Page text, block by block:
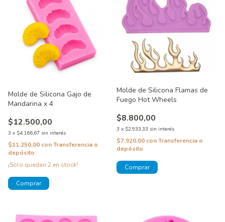
Molde de Silicona Gajo de
Mandarina x 4
$12.500,00
3 x $4.166,67 sin interés
$11.250,00 conTransferencia o
depósito
¡Solo quedan 2 en stock!
Molde de Silicona Flamas de
Fuego Hot Wheels
$8.800,00
3 x $2.933,33 sin interés
$7.920,00 conTransferencia o
depósito